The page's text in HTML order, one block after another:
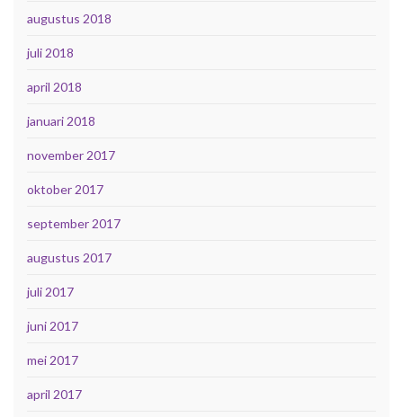
augustus 2018
juli 2018
april 2018
januari 2018
november 2017
oktober 2017
september 2017
augustus 2017
juli 2017
juni 2017
mei 2017
april 2017